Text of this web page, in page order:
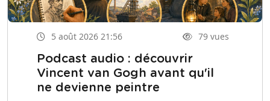
5 août 2026 21:56 79 vues
Podcast audio : découvrir
Vincent van Gogh avant qu'il
ne devienne peintre